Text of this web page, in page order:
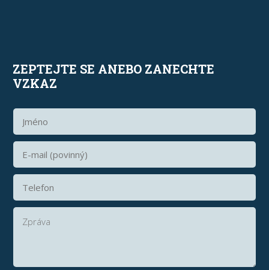
ZEPTEJTE SE ANEBO ZANECHTE
VZKAZ